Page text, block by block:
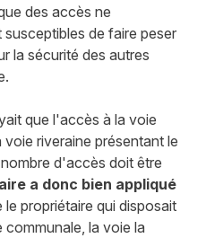
des accès ne
de faire peser
la sécurité des autres
que l'accès à la voie
riveraine présentant le
d'accès doit être
a donc bien appliqué
propriétaire qui disposait
la voie la